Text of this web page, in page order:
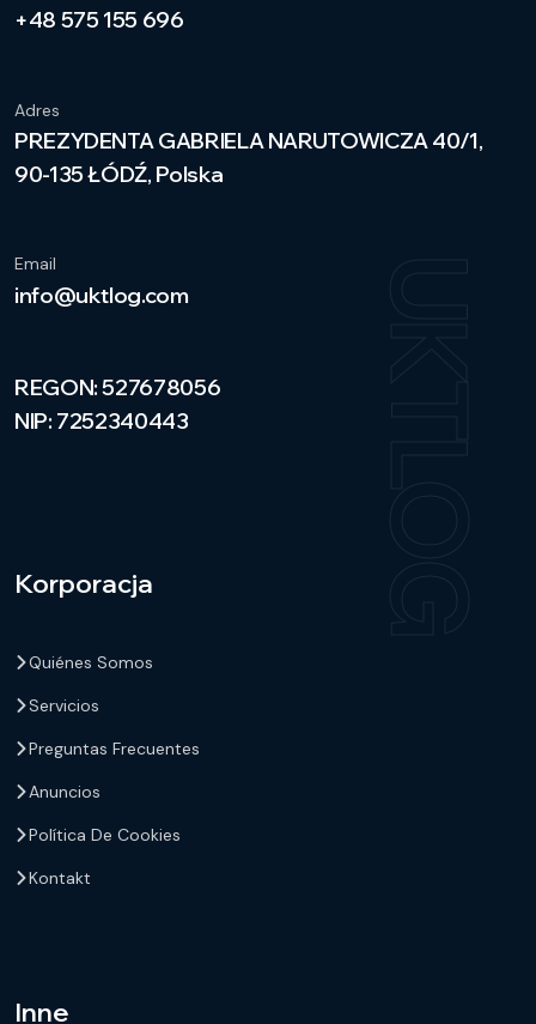
+48 575 155 696
Adres
PREZYDENTA GABRIELA NARUTOWICZA 40/1,
90-135 ŁÓDŹ, Polska
Email
info@uktlog.com
REGON: 527678056
NIP: 7252340443
Korporacja
Quiénes Somos
Servicios
Preguntas Frecuentes
Anuncios
Política De Cookies
Kontakt
Inne